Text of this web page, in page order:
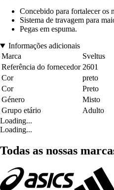
Concebido para fortalecer os
Sistema de travagem para
Pegas em espuma.
Informações adicionais
Marca
Sveltus
Referência do fornecedor 2601
Cor
preto
Cor
Preto
Género
Misto
Grupo etário
Adulto
Loading...
Loading...
Todas as nossas